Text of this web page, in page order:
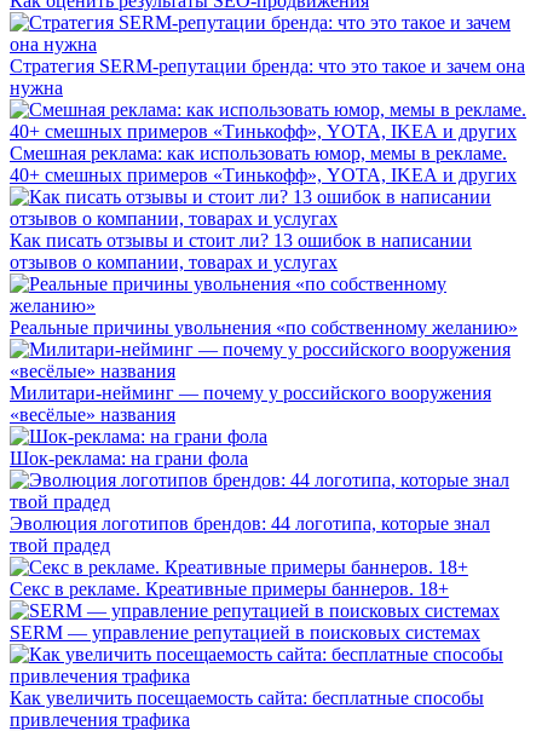
Стратегия SERM-репутации бренда: что это такое и зачем она
нужна
Смешная реклама: как использовать юмор, мемы в рекламе.
40+ смешных примеров «Тинькофф», YOTA, IKEA и других
Как писать отзывы и стоит ли? 13 ошибок в написании
отзывов о компании, товарах и услугах
Реальные причины увольнения «по собственному желанию»
Милитари-нейминг — почему у российского вооружения
«весёлые» названия
Шок-реклама: на грани фола
Эволюция логотипов брендов: 44 логотипа, которые знал
твой прадед
Секс в рекламе. Креативные примеры баннеров. 18+
SERM — управление репутацией в поисковых системах
Как увеличить посещаемость сайта: бесплатные способы
привлечения трафика